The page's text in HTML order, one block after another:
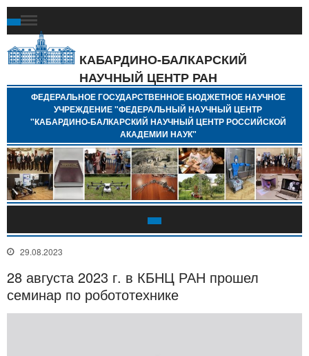
КАБАРДИНО-БАЛКАРСКИЙ
НАУЧНЫЙ ЦЕНТР РАН
ФЕДЕРАЛЬНОЕ ГОСУДАРСТВЕННОЕ БЮДЖЕТНОЕ НАУЧНОЕ
УЧРЕЖДЕНИЕ "ФЕДЕРАЛЬНЫЙ НАУЧНЫЙ ЦЕНТР
"КАБАРДИНО-БАЛКАРСКИЙ НАУЧНЫЙ ЦЕНТР РОССИЙСКОЙ
АКАДЕМИИ НАУК"
29.08.2023
28 августа 2023 г. в КБНЦ РАН прошел
семинар по робототехнике